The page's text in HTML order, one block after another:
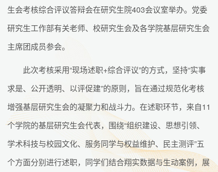
生会考核综合评议答辩会在研究生院403会议室举办。党委
研究生工作部有关老师、校研究生会及各学院基层研究生会
主席团成员参会。
此次考核采用“现场述职+综合评议”的方式，坚持“实事
求是、公开透明、以评促建”的原则，旨在通过规范化考核
增强基层研究生会的凝聚力和战斗力。在述职环节，来自11
个学院的基层研究生会代表，围绕“组织建设、思想引领、
学术科技与校园文化、服务同学与权益维护、民主测评”五
个方面分别进行述职，同学们结合翔实数据与生动案例，展